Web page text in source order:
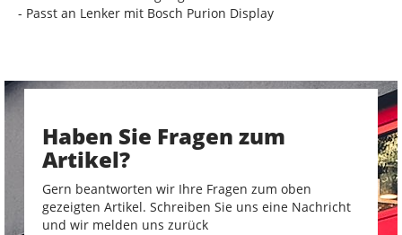
- Passt an Lenker mit Bosch Purion Display
Haben Sie Fragen zum
Artikel?
Gern beantworten wir Ihre Fragen zum oben
gezeigten Artikel. Schreiben Sie uns eine Nachricht
und wir melden uns zurück